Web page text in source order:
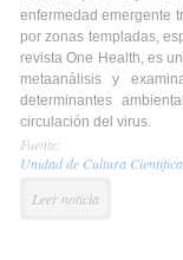
enfermedad emergente
por zonas templadas,
revista One Health, es
metaanálisis y
determinantes
circulación del virus.
Fuente:
Unidad de Cultura
Leer noticia